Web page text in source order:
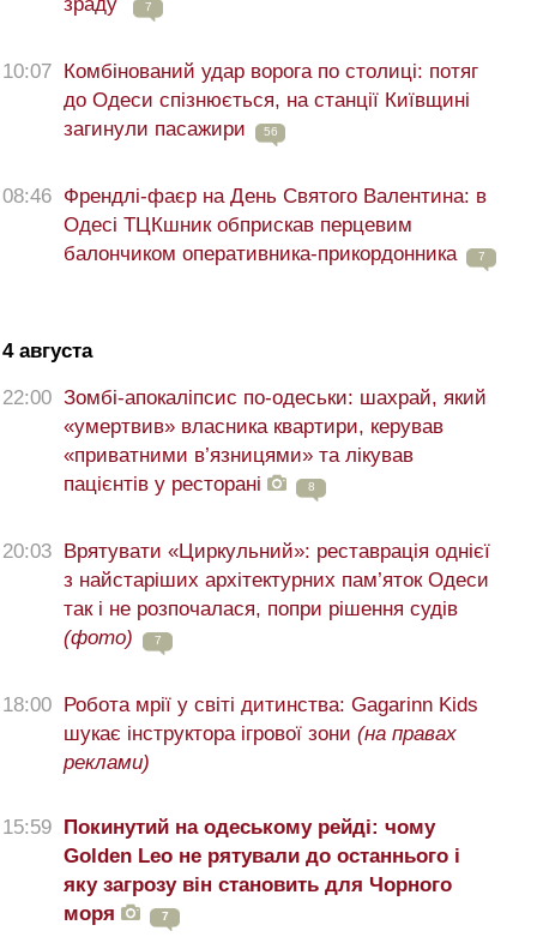
7
10:07 Комбінований удар ворога по столиці: потяг
до Одеси спізнюється, на станції Київщині
загинули пасажири
56
08:46 Френдлі-фаєр на День Святого Валентина: в
Одесі ТЦКшник обприскав перцевим
балончиком оперативника-прикордонника
7
4 августа
22:00 Зомбі-апокаліпсис по-одеськи: шахрай, який
«умертвив» власника квартири, керував
«приватними в’язницями» та лікував
пацієнтів у ресторані
8
20:03 Врятувати «Циркульний»: реставрація однієї
з найстаріших архітектурних пам’яток Одеси
так і не розпочалася, попри рішення судів
(фото)
7
18:00 Робота мрії у світі дитинства: Gagarinn Kids
шукає інструктора ігрової зони (на правах
реклами)
15:59 Покинутий на одеському рейді: чому
Golden Leo не рятували до останнього і
яку загрозу він становить для Чорного
моря
7